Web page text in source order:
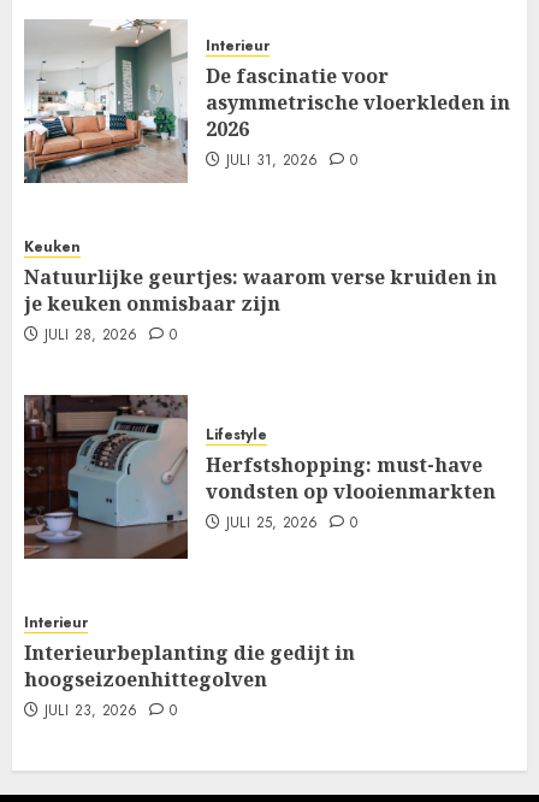
Interieur
De fascinatie voor
asymmetrische vloerkleden in
2026
JULI 31, 2026 0
Keuken
Natuurlijke geurtjes: waarom verse kruiden in
je keuken onmisbaar zijn
JULI 28, 2026 0
Lifestyle
Herfstshopping: must-have
vondsten op vlooienmarkten
JULI 25, 2026 0
Interieur
Interieurbeplanting die gedijt in
hoogseizoenhittegolven
JULI 23, 2026 0